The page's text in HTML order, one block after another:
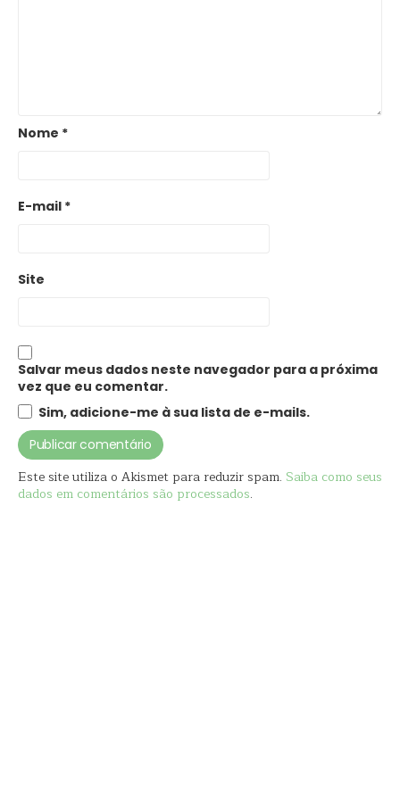
Nome *
E-mail *
Site
Salvar meus dados neste navegador para a próxima
vez que eu comentar.
Sim, adicione-me à sua lista de e-mails.
Este site utiliza o Akismet para reduzir spam. Saiba como seus
dados em comentários são processados.